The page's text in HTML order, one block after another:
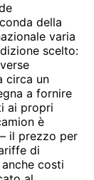
della
varia
scelto:
circa un
a fornire
ai propri
è
il prezzo per
di
costi